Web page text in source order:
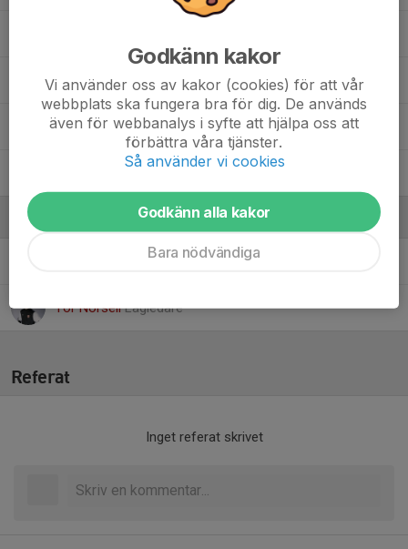
Marlon Kelepha Gomez
Oskar Grundström
Ledare
Simon ZettermanTränare
Tor NorsellLagledare
Referat
Inget referat skrivet
Godkänn kakor
Vi använder oss av kakor (cookies) för att vår
webbplats ska fungera bra för dig. De används
även för webbanalys i syfte att hjälpa oss att
förbättra våra tjänster.
Så använder vi cookies
Godkänn alla kakor
Bara nödvändiga